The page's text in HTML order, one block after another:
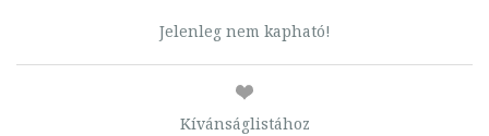
Jelenleg nem kapható!
Kívánságlistához